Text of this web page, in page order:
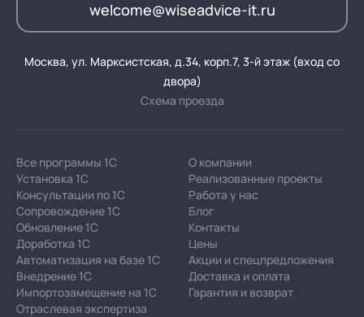
welcome@wiseadvice-it.ru
Москва, ул. Марксистская, д.34, корп.7, 3-й этаж (вход со
двора)
Схема проезда
Все программы 1С
Установка 1С
Консультации по 1С
Сопровождение 1С
Обновление 1С
Доработка 1С
Автоматизация на базе 1С
Внедрение 1С
Импортозамещение на 1С
Отраслевая экспертиза
О компании
Реализованные проекты
Работа у нас
Блог
Контакты
Цены
Акции и спецпредложения
Доставка и оплата
Гарантия и возврат